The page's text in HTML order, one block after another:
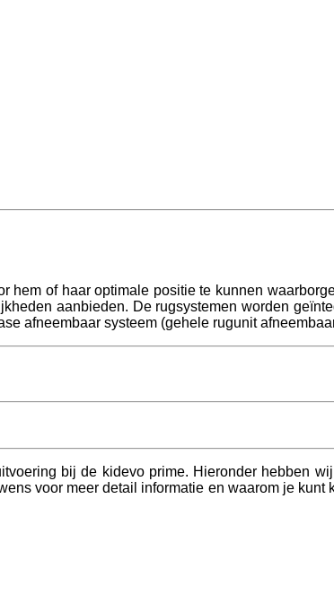
hem of haar optimale positie te kunnen
aanbieden. De rugsystemen worden
afneembaar systeem (gehele rugunit
bij de kidevo prime. H ieronder hebben
voor meer detail informatie en waarom je